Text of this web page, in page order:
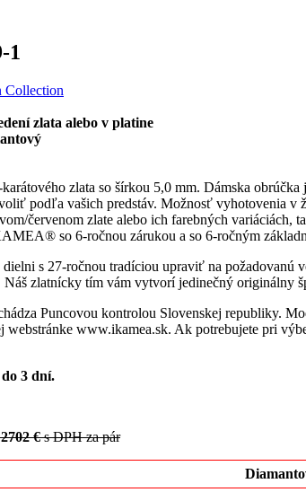
1
Collection
zlata alebo v platine
zlata so šírkou 5,0 mm. Dámska obrúčka
podľa vašich predstáv. Možnosť vyhotovenia v
červenom zlate alebo ich farebných variáciách,
so 6-ročnou zárukou a so 6-ročným
s 27-ročnou tradíciou upraviť na požadovanú
zlatnícky tím vám vytvorí jedinečný originálny
Puncovou kontrolou Slovenskej republiky.
webstránke www.ikamea.sk. Ak potrebujete pri
3 dní.
€s DPH za pár